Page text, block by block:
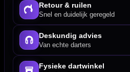
Retour & ruilen
Snel en duidelijk geregeld
Deskundig advies
Van echte darters
Fysieke dartwinkel